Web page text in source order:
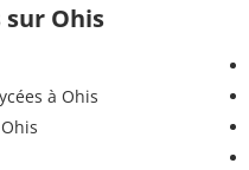
sur Ohis
à Ohis